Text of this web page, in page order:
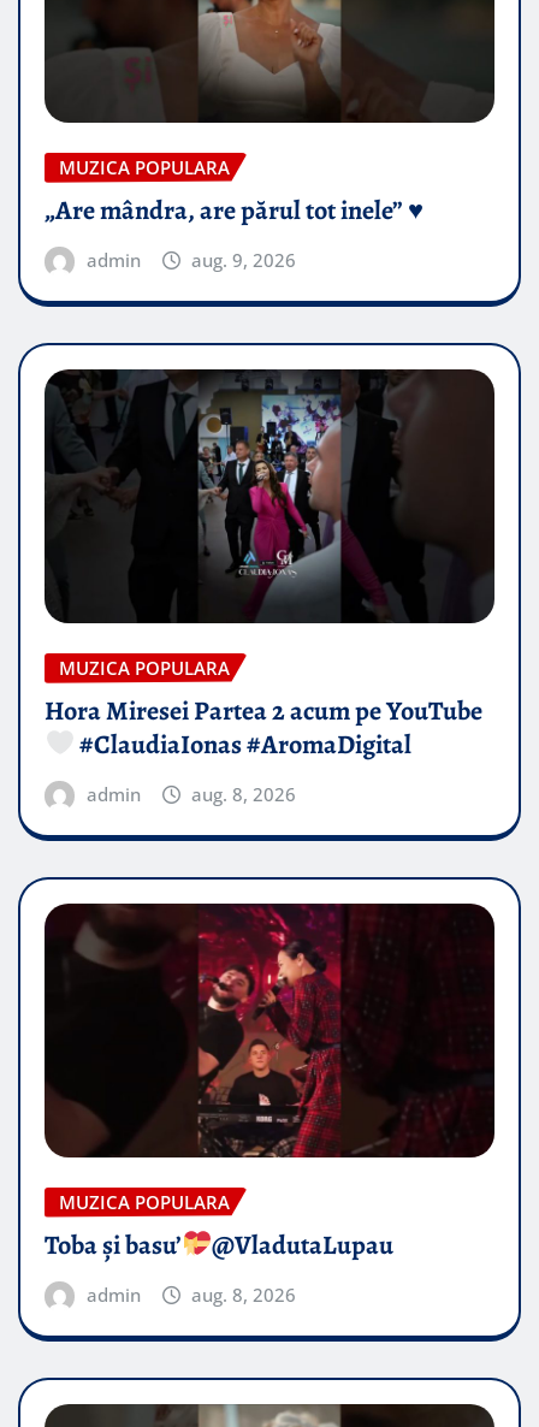
MUZICA POPULARA
„Are mândra, are părul tot inele” ♥️
admin aug. 9, 2026
MUZICA POPULARA
Hora Miresei Partea 2 acum pe YouTube
#ClaudiaIonas #AromaDigital
admin aug. 8, 2026
MUZICA POPULARA
Toba și basu’ @VladutaLupau
admin aug. 8, 2026